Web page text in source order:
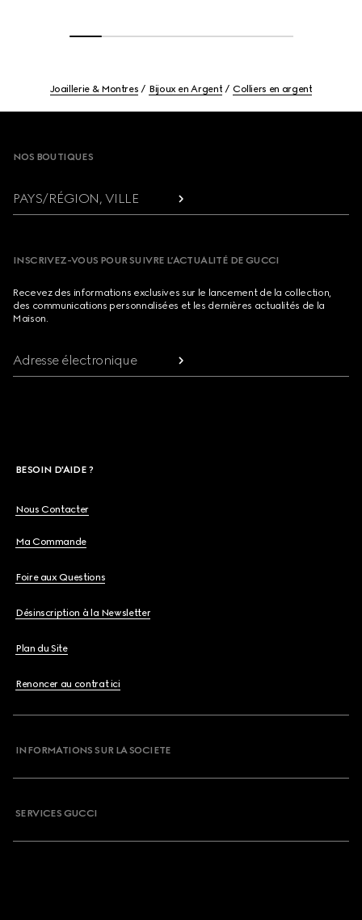
Joaillerie & Montres Bijoux en Argent Colliers en argent
NOS BOUTIQUES
PAYS/RÉGION, VILLE
INSCRIVEZ-VOUS POUR SUIVRE L’ACTUALITÉ DE GUCCI
Recevez des informations exclusives sur le lancement de la collection,
des communications personnalisées et les dernières actualités de la
Maison.
Adresse électronique
BESOIN D'AIDE ?
Nous Contacter
Ma Commande
Foire aux Questions
Désinscription à la Newsletter
Plan du Site
Renoncer au contrat ici
INFORMATIONS SUR LA SOCIETE
SERVICES GUCCI